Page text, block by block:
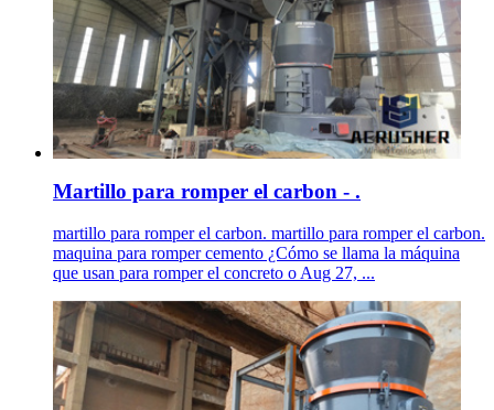
Martillo para romper el carbon - .
martillo para romper el carbon. martillo para romper el carbon.
maquina para romper cemento ¿Cómo se llama la máquina
que usan para romper el concreto o Aug 27, ...